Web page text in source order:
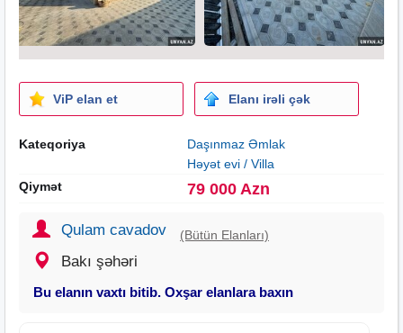
ViP elan et Elanı irəli çək
Kateqoriya
Daşınmaz Əmlak
Həyət evi / Villa
Qiymət
79 000 Azn
Qulam cavadov (Bütün Elanları)
Bakı şəhəri
Bu elanın vaxtı bitib. Oxşar elanlara baxın